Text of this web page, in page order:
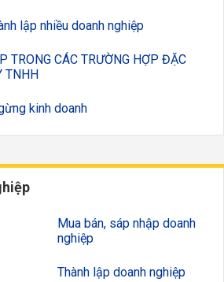
lập nhiều doanh nghiệp
TRONG CÁC TRƯỜNG HỢP ĐẶC
TNHH
kinh doanh
Mua bán, sáp nhập doanh
nghiệp
Thành lập doanh nghiệp